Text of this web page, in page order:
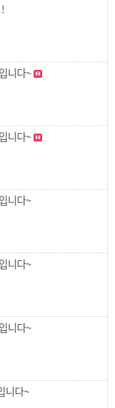
니다~
니다~
니다~
니다~
니다~
니다~